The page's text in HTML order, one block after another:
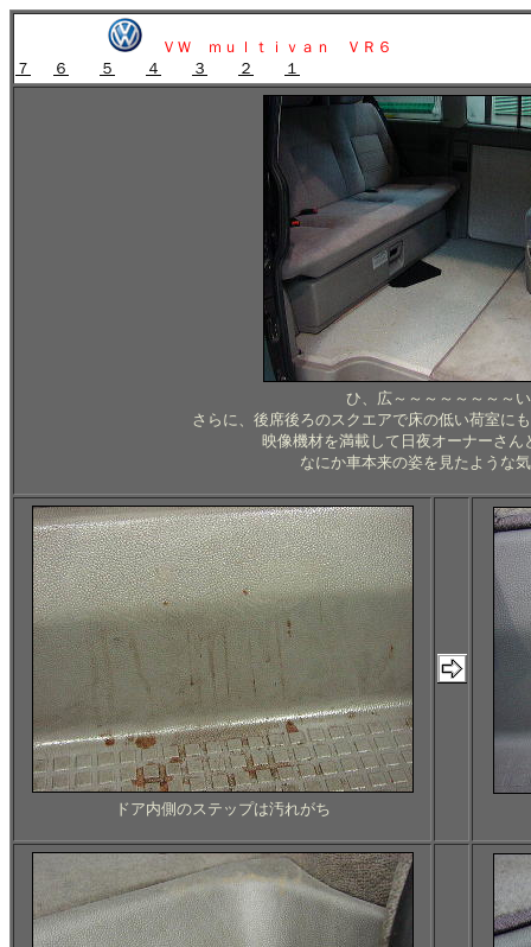
ＶＷ ｍｕｌｔｉｖａｎ ＶＲ６
７
６ ５ ４ ３ ２ １
ひ、広～～～～～～～～
さらに、後席後ろのスクエアで床の低い荷室に
映像機材を満載して日夜オーナーさん
なにか車本来の姿を見たような
ドア内側のステップは汚れがち